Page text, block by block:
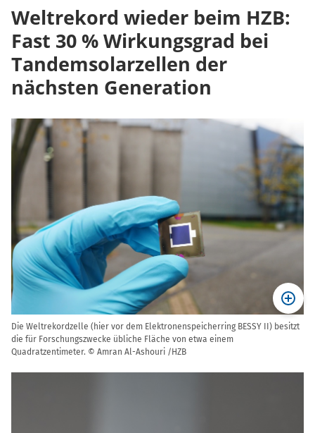
Weltrekord wieder beim HZB:
Fast 30 % Wirkungsgrad bei
Tandemsolarzellen der
nächsten Generation
Die Weltrekordzelle (hier vor dem Elektronenspeicherring BESSY II) besitzt
die für Forschungszwecke übliche Fläche von etwa einem
Quadratzentimeter. © Amran Al-Ashouri /HZB